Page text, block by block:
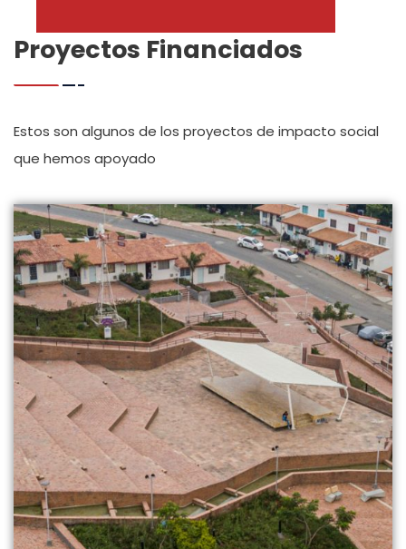
Proyectos Financiados
Estos son algunos de los proyectos de impacto social
que hemos apoyado